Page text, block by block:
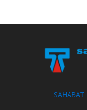
SAHABAT